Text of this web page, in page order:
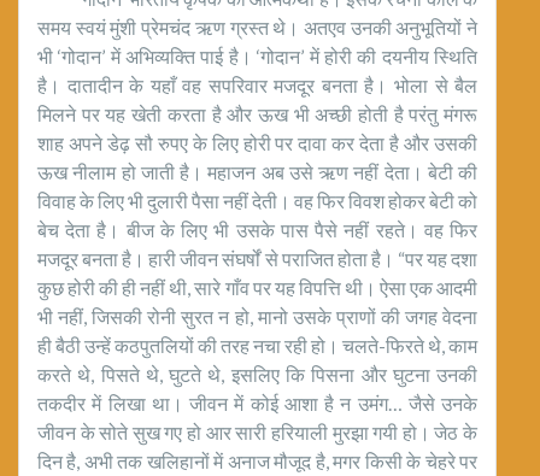
समय स्वयं मुंशी प्रेमचंद ऋण ग्रस्त थे। अतएव उनकी अनुभूतियों ने
भी ‘गोदान’ में अभिव्यक्ति पाई है। ‘गोदान’ में होरी की दयनीय स्थिति
है। दातादीन के यहाँ वह सपरिवार मजदूर बनता है। भोला से बैल
मिलने पर यह खेती करता है और ऊख भी अच्छी होती है परंतु मंगरू
शाह अपने डेढ़ सौ रुपए के लिए होरी पर दावा कर देता है और उसकी
ऊख नीलाम हो जाती है। महाजन अब उसे ऋण नहीं देता। बेटी की
विवाह के लिए भी दुलारी पैसा नहीं देती। वह फिर विवश होकर बेटी को
बेच देता है। बीज के लिए भी उसके पास पैसे नहीं रहते। वह फिर
मजदूर बनता है। हारी जीवन संघर्षों से पराजित होता है। “पर यह दशा
कुछ होरी की ही नहीं थी, सारे गाँव पर यह विपत्ति थी। ऐसा एक आदमी
भी नहीं, जिसकी रोनी सुरत न हो, मानो उसके प्राणों की जगह वेद‌ना
ही बैठी उन्हें कठपुतलियों की तरह नचा रही हो। चलते-फिरते थे, काम
करते थे, पिसते थे, घुटते थे, इसलिए कि पिसना और घुटना उनकी
तक‌दीर में लिखा था। जीवन में कोई आशा है न उमंग… जैसे उनके
जीवन के सोते सुख गए हो आर सारी हरियाली मुरझा गयी हो। जेठ के
दिन है, अभी तक खलिहानों में अनाज मौजूद है, मगर किसी के चेहरे पर